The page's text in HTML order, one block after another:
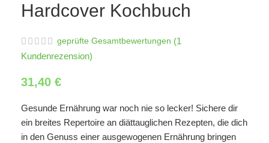
Hardcover Kochbuch
geprüfte Gesamtbewertungen (1
Kundenrezension)
31,40 €
Gesunde Ernährung war noch nie so lecker! Sichere dir
ein breites Repertoire an diättauglichen Rezepten, die dich
in den Genuss einer ausgewogenen Ernährung bringen